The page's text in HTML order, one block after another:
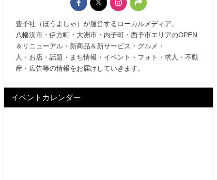
豊予社（ほうよしゃ）が運営するローカルメディア。
八幡浜市・伊方町・大洲市・内子町・西予市エリアのOPEN
＆リニューアル・新商品＆新サービス・グルメ・
人・お店・話題・まち情報・イベント・フォト・求人・不動
産・広告等の情報をお届けしていきます。
イベントカレンダー